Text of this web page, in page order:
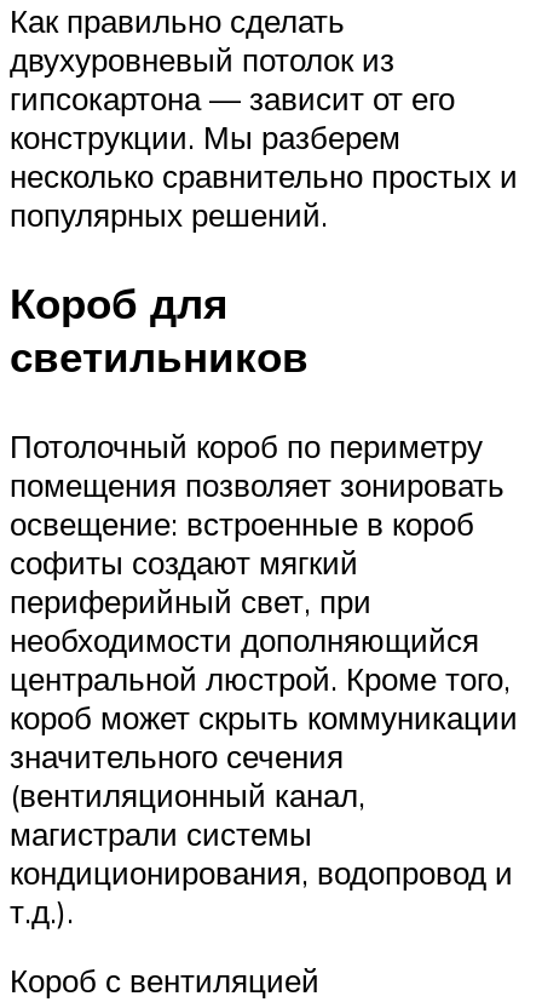
Как правильно сделать
двухуровневый потолок из
гипсокартона — зависит от его
конструкции. Мы разберем
несколько сравнительно простых и
популярных решений.
Короб для
светильников
Потолочный короб по периметру
помещения позволяет зонировать
освещение: встроенные в короб
софиты создают мягкий
периферийный свет, при
необходимости дополняющийся
центральной люстрой. Кроме того,
короб может скрыть коммуникации
значительного сечения
(вентиляционный канал,
магистрали системы
кондиционирования, водопровод и
т.д.).
Короб с вентиляцией